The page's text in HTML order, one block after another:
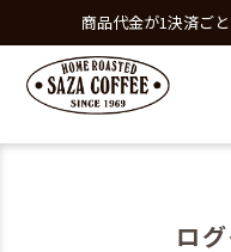
商品代金が1決済ご
ロ